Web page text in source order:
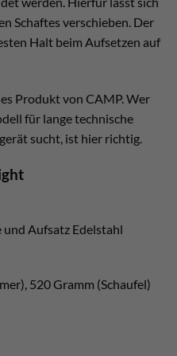
Schaftes verschieben. Der
Halt beim Aufsetzen auf
Produkt von CAMP. Wer
für lange technische
sucht, ist hier richtig.
Aufsatz Edelstahl
520 Gramm (Schaufel)